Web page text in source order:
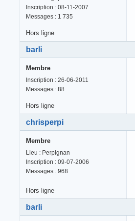
Inscription : 08-11-2007
Messages : 1 735
Hors ligne
barli
Membre
Inscription : 26-06-2011
Messages : 88
Hors ligne
chrisperpi
Membre
Lieu : Perpignan
Inscription : 09-07-2006
Messages : 968
Hors ligne
barli